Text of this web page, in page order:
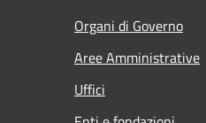
Organi di Governo
Aree Amministrative
Uffici